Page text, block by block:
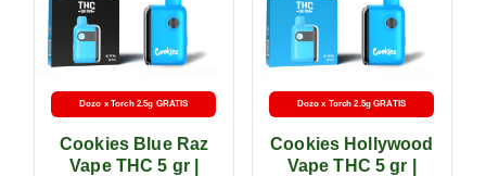
Dozo x Torch 2.5g GRATIS
Cookies Blue Raz
Vape THC 5 gr |
Dozo x Torch 2.5g GRATIS
Cookies Hollywood
Vape THC 5 gr |